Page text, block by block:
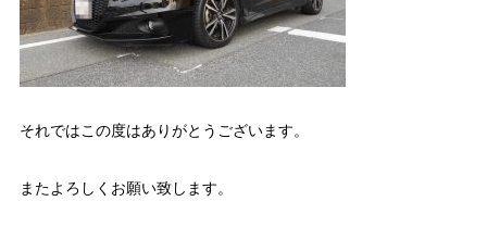
それではこの度はありがとうございます。
またよろしくお願い致します。